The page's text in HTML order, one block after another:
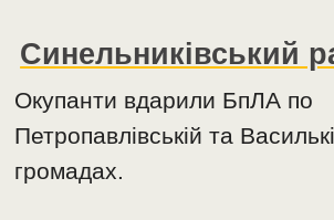
Синельниківський
Окупанти вдарили БпЛА по
Петропавлівській та
громадах.